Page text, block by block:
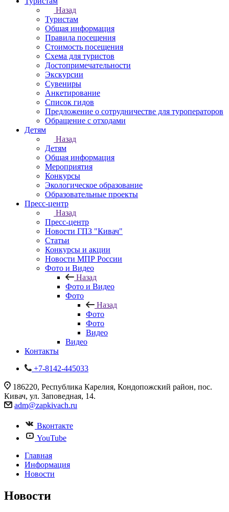
Назад
Туристам
Общая информация
Правила посещения
Стоимость посещения
Схема для туристов
Достопримечательности
Экскурсии
Сувениры
Анкетирование
Список гидов
Предложение о сотрудничестве для туроператоров
Обращение с отходами
Детям
Назад
Детям
Общая информация
Мероприятия
Конкурсы
Экологическое образование
Образовательные проекты
Пресс-центр
Назад
Пресс-центр
Новости ГПЗ "Кивач"
Статьи
Конкурсы и акции
Новости МПР России
Фото и Видео
Назад
Фото и Видео
Фото
Назад
Фото
Фото
Видео
Видео
Контакты
+7-8142-445033
186220, Республика Карелия, Кондопожский район, пос.
Кивач, ул. Заповедная, 14.
adm@zapkivach.ru
Вконтакте
YouTube
Главная
Информация
Новости
Новости